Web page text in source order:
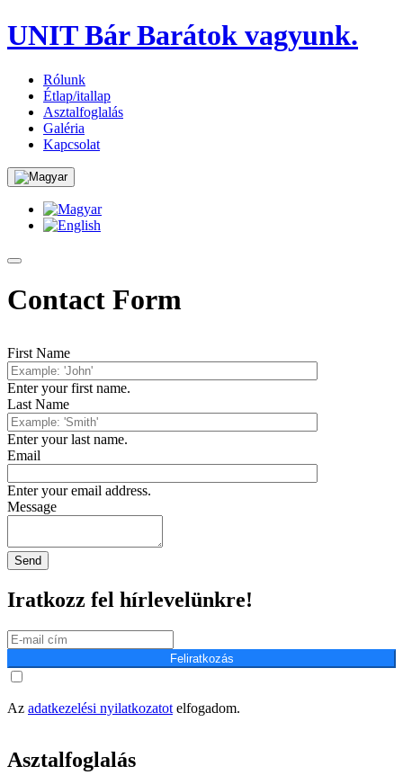
UNIT BárBarátok vagyunk.
Rólunk
Étlap/itallap
Asztalfoglalás
Galéria
Kapcsolat
Contact Form
First Name
Enter your first name.
Last Name
Enter your last name.
Email
Enter your email address.
Message
Iratkozz fel hírlevelünkre!
Feliratkozás
Az adatkezelési nyilatkozatot elfogadom.
Asztalfoglalás